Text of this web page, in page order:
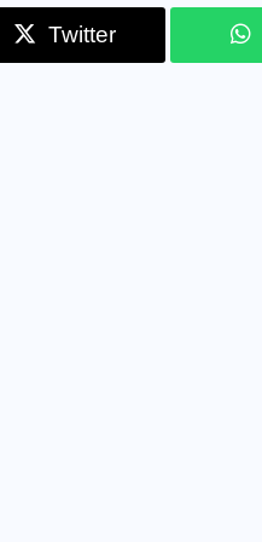
Twitter